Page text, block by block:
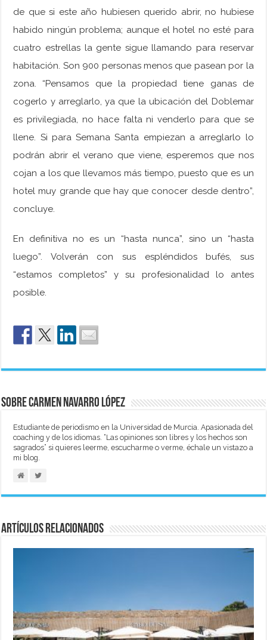
de que si este año hubiesen querido abrir, no hubiese
habido ningún problema; aunque el hotel no esté para
cuatro estrellas la gente sigue llamando para reservar
habitación. Son 900 personas menos que pasean por la
zona. “Pensamos que la propiedad tiene ganas de
cogerlo y arreglarlo, ya que la ubicación del Doblemar
es privilegiada, no hace falta ni venderlo para que se
llene. Si para Semana Santa empiezan a arreglarlo lo
podrán abrir el verano que viene, esperemos que nos
cojan a los que llevamos más tiempo, puesto que es un
hotel muy grande que hay que conocer desde dentro”,
concluye.
En definitiva no es un “hasta nunca”, sino un “hasta
luego”. Volverán con sus espléndidos bufés, sus
“estamos completos” y su profesionalidad lo antes
posible.
Sobre Carmen Navarro López
Estudiante de periodismo en la Universidad de Murcia. Apasionada del
coaching y de los idiomas. “Las opiniones son libres y los hechos son
sagrados” si quieres leerme, escucharme o verme, échale un vistazo a
mi blog.
Artículos relacionados